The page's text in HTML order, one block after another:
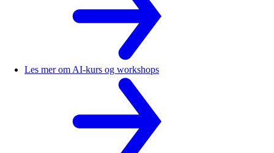
Les mer om AI-kurs og workshops